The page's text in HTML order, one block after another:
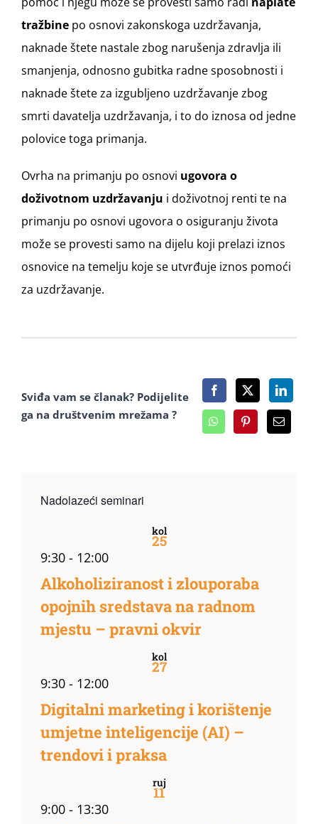
tražbine po osnovi zakonskoga uzdržavanja,
naknade štete nastale zbog narušenja zdravlja ili
smanjenja, odnosno gubitka radne sposobnosti i
naknade štete za izgubljeno uzdržavanje zbog
smrti davatelja uzdržavanja, i to do iznosa od jedne
polovice toga primanja.
Ovrha na primanju po osnovi ugovora o
doživotnom uzdržavanju i doživotnoj renti te na
primanju po osnovi ugovora o osiguranju života
može se provesti samo na dijelu koji prelazi iznos
osnovice na temelju koje se utvrđuje iznos pomoći
za uzdržavanje.
Sviđa vam se članak? Podijelite
ga na društvenim mrežama ?
Nadolazeći seminari
kol
25
9:30 - 12:00
Alkoholiziranost i zlouporaba
opojnih sredstava na radnom
mjestu – pravni okvir
kol
27
9:30 - 12:00
Digitalni marketing i korištenje
umjetne inteligencije (AI) –
trendovi i praksa
ruj
11
9:00 - 13:30